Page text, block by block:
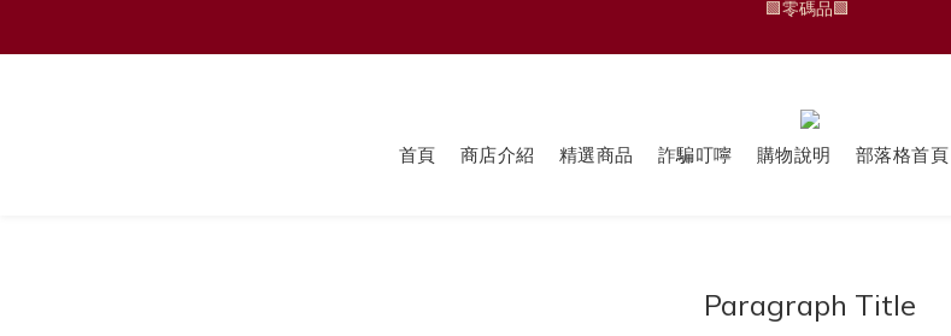
首頁 商店介紹 精選商品 詐騙叮嚀 購物說明 部落格首頁
Paragraph Title